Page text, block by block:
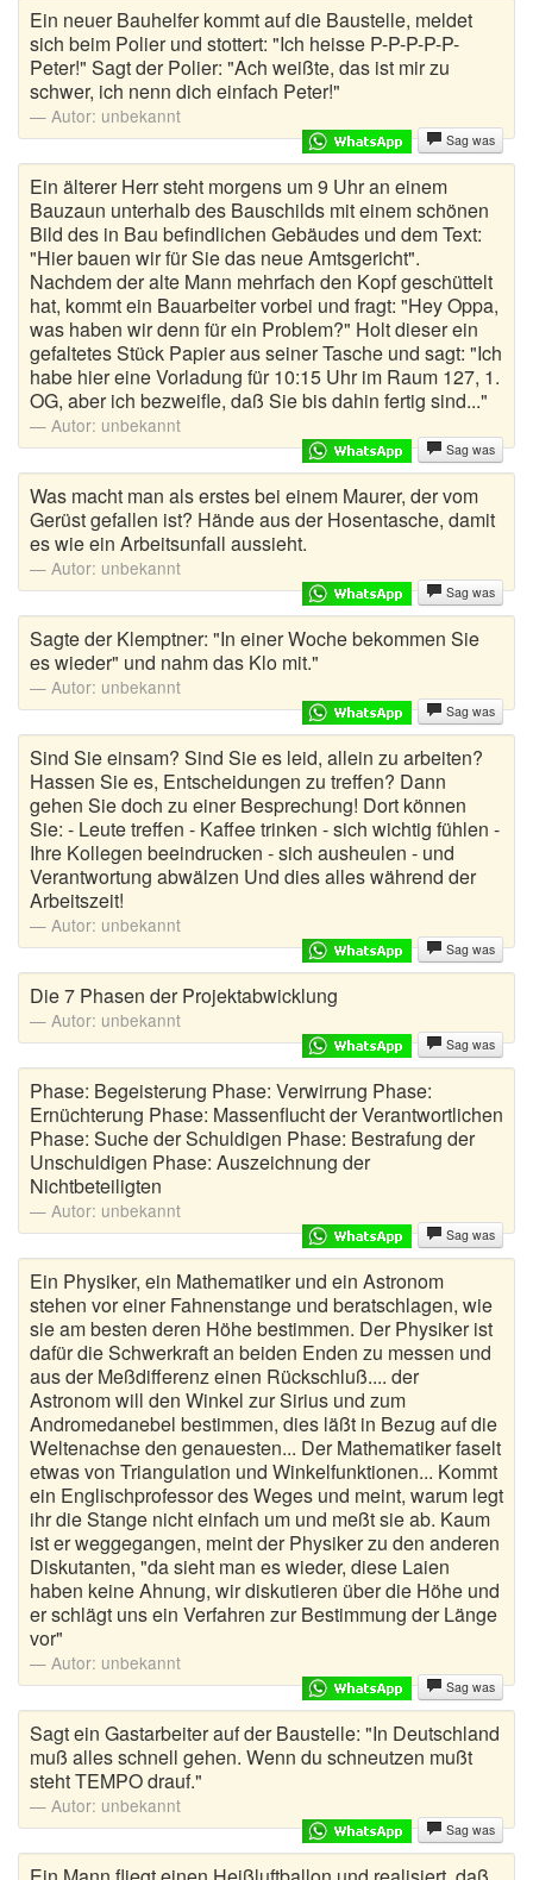
Ein neuer Bauhelfer kommt auf die Baustelle, meldet
sich beim Polier und stottert: "Ich heisse P-P-P-P-P-
Peter!" Sagt der Polier: "Ach weißte, das ist mir zu
schwer, ich nenn dich einfach Peter!"
Autor: unbekannt
Sag was
Ein älterer Herr steht morgens um 9 Uhr an einem
Bauzaun unterhalb des Bauschilds mit einem schönen
Bild des in Bau befindlichen Gebäudes und dem Text:
"Hier bauen wir für Sie das neue Amtsgericht".
Nachdem der alte Mann mehrfach den Kopf geschüttelt
hat, kommt ein Bauarbeiter vorbei und fragt: "Hey Oppa,
was haben wir denn für ein Problem?" Holt dieser ein
gefaltetes Stück Papier aus seiner Tasche und sagt: "Ich
habe hier eine Vorladung für 10:15 Uhr im Raum 127, 1.
OG, aber ich bezweifle, daß Sie bis dahin fertig sind..."
Autor: unbekannt
Sag was
Was macht man als erstes bei einem Maurer, der vom
Gerüst gefallen ist? Hände aus der Hosentasche, damit
es wie ein Arbeitsunfall aussieht.
Autor: unbekannt
Sag was
Sagte der Klemptner: "In einer Woche bekommen Sie
es wieder" und nahm das Klo mit."
Autor: unbekannt
Sag was
Sind Sie einsam? Sind Sie es leid, allein zu arbeiten?
Hassen Sie es, Entscheidungen zu treffen? Dann
gehen Sie doch zu einer Besprechung! Dort können
Sie: - Leute treffen - Kaffee trinken - sich wichtig fühlen -
Ihre Kollegen beeindrucken - sich ausheulen - und
Verantwortung abwälzen Und dies alles während der
Arbeitszeit!
Autor: unbekannt
Sag was
Die 7 Phasen der Projektabwicklung
Autor: unbekannt
Sag was
Phase: Begeisterung Phase: Verwirrung Phase:
Ernüchterung Phase: Massenflucht der Verantwortlichen
Phase: Suche der Schuldigen Phase: Bestrafung der
Unschuldigen Phase: Auszeichnung der
Nichtbeteiligten
Autor: unbekannt
Sag was
Ein Physiker, ein Mathematiker und ein Astronom
stehen vor einer Fahnenstange und beratschlagen, wie
sie am besten deren Höhe bestimmen. Der Physiker ist
dafür die Schwerkraft an beiden Enden zu messen und
aus der Meßdifferenz einen Rückschluß.... der
Astronom will den Winkel zur Sirius und zum
Andromedanebel bestimmen, dies läßt in Bezug auf die
Weltenachse den genauesten... Der Mathematiker faselt
etwas von Triangulation und Winkelfunktionen... Kommt
ein Englischprofessor des Weges und meint, warum legt
ihr die Stange nicht einfach um und meßt sie ab. Kaum
ist er weggegangen, meint der Physiker zu den anderen
Diskutanten, "da sieht man es wieder, diese Laien
haben keine Ahnung, wir diskutieren über die Höhe und
er schlägt uns ein Verfahren zur Bestimmung der Länge
vor"
Autor: unbekannt
Sag was
Sagt ein Gastarbeiter auf der Baustelle: "In Deutschland
muß alles schnell gehen. Wenn du schneutzen mußt
steht TEMPO drauf."
Autor: unbekannt
Sag was